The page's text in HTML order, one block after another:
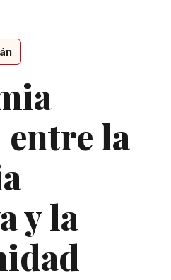
entre la
y la